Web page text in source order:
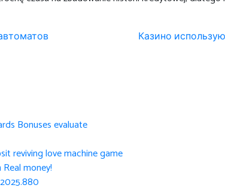
Казино
Bonuses evaluate
reviving love machine game
money!